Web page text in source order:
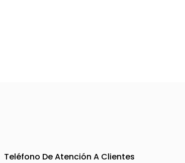
Teléfono De Atención A Clientes